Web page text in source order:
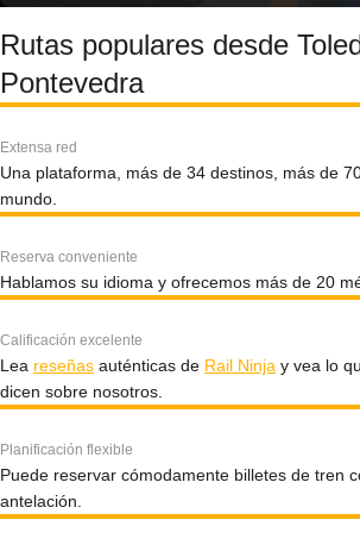
Rutas populares desde
Pontevedra
Extensa red
Una plataforma, más de 34 destinos, más de
mundo.
Reserva conveniente
Hablamos su idioma y ofrecemos más de 20
Calificación excelente
Lea reseñas auténticas de Rail Ninja y vea lo
dicen sobre nosotros.
Planificación flexible
Puede reservar cómodamente billetes de tren
antelación.